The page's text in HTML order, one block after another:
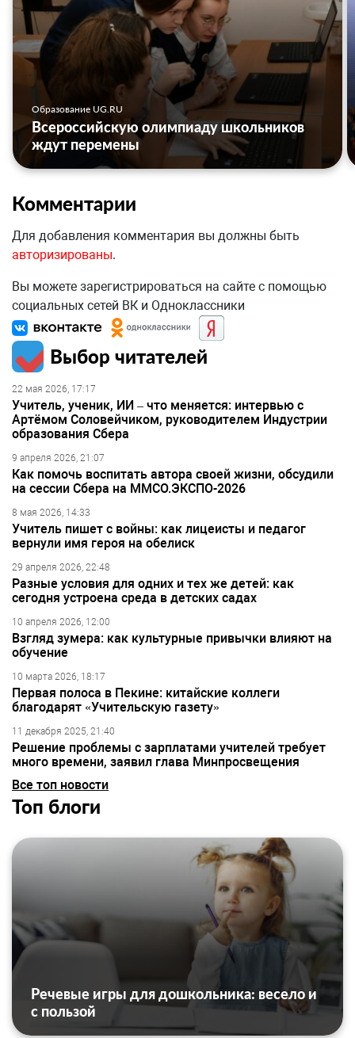
Образование UG.RU
Всероссийскую олимпиаду школьников
ждут перемены
Комментарии
Для добавления комментария вы должны быть
авторизированы.
Вы можете зарегистрироваться на сайте с помощью
социальных сетей ВК и Одноклассники
Выбор читателей
22 мая 2026, 17:17
Учитель, ученик, ИИ – что меняется: интервью с
Артёмом Соловейчиком, руководителем Индустрии
образования Сбера
9 апреля 2026, 21:07
Как помочь воспитать автора своей жизни, обсудили
на сессии Сбера на ММСО.ЭКСПО-2026
8 мая 2026, 14:33
Учитель пишет с войны: как лицеисты и педагог
вернули имя героя на обелиск
29 апреля 2026, 22:48
Разные условия для одних и тех же детей: как
сегодня устроена среда в детских садах
10 апреля 2026, 12:00
Взгляд зумера: как культурные привычки влияют на
обучение
10 марта 2026, 18:17
Первая полоса в Пекине: китайские коллеги
благодарят «Учительскую газету»
11 декабря 2025, 21:40
Решение проблемы с зарплатами учителей требует
много времени, заявил глава Минпросвещения
Все топ новости
Топ блоги
Речевые игры для дошкольника: весело и
с пользой